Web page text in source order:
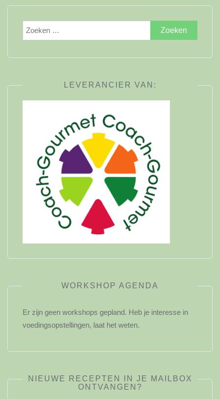
Zoeken
naar:
LEVERANCIER VAN:
WORKSHOP AGENDA
Er zijn geen workshops gepland. Heb je interesse in
voedingsopstellingen, laat het weten.
NIEUWE RECEPTEN IN JE MAILBOX
ONTVANGEN?